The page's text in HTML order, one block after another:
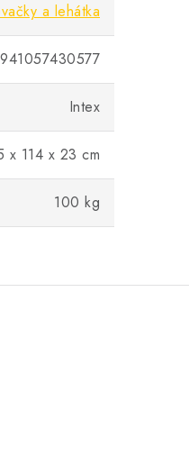
a lehátka
Intex
x 114 x 23 cm
100 kg